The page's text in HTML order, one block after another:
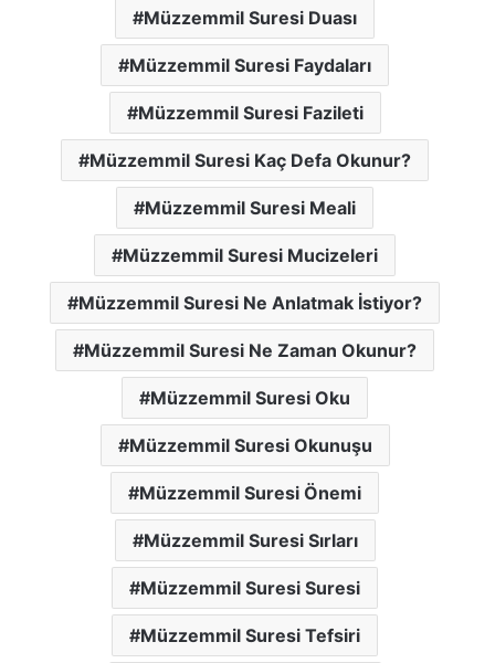
Müzzemmil Suresi Duası
Müzzemmil Suresi Faydaları
Müzzemmil Suresi Fazileti
Müzzemmil Suresi Kaç Defa Okunur?
Müzzemmil Suresi Meali
Müzzemmil Suresi Mucizeleri
Müzzemmil Suresi Ne Anlatmak İstiyor?
Müzzemmil Suresi Ne Zaman Okunur?
Müzzemmil Suresi Oku
Müzzemmil Suresi Okunuşu
Müzzemmil Suresi Önemi
Müzzemmil Suresi Sırları
Müzzemmil Suresi Suresi
Müzzemmil Suresi Tefsiri